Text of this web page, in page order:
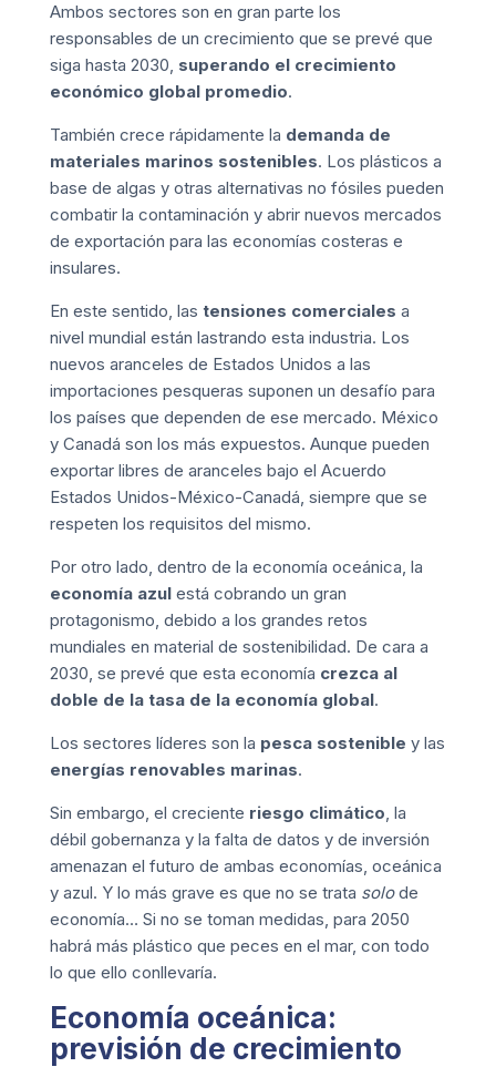
Ambos sectores son en gran parte los
responsables de un crecimiento que se prevé que
siga hasta 2030, superando el crecimiento
económico global promedio.
También crece rápidamente la demanda de
materiales marinos sostenibles. Los plásticos a
base de algas y otras alternativas no fósiles pueden
combatir la contaminación y abrir nuevos mercados
de exportación para las economías costeras e
insulares.
En este sentido, las tensiones comerciales a
nivel mundial están lastrando esta industria. Los
nuevos aranceles de Estados Unidos a las
importaciones pesqueras suponen un desafío para
los países que dependen de ese mercado. México
y Canadá son los más expuestos. Aunque pueden
exportar libres de aranceles bajo el Acuerdo
Estados Unidos-México-Canadá, siempre que se
respeten los requisitos del mismo.
Por otro lado, dentro de la economía oceánica, la
economía azulestá cobrando un gran
protagonismo, debido a los grandes retos
mundiales en material de sostenibilidad. De cara a
2030, se prevé que esta economía crezca al
doble de la tasa de la economía global.
Los sectores líderes son la pesca sostenible y las
energías renovables marinas.
Sin embargo, el creciente riesgo climático, la
débil gobernanza y la falta de datos y de inversión
amenazan el futuro de ambas economías, oceánica
y azul. Y lo más grave es que no se trata solode
economía… Si no se toman medidas, para 2050
habrá más plástico que peces en el mar, con todo
lo que ello conllevaría.
Economía oceánica:
previsión de crecimiento